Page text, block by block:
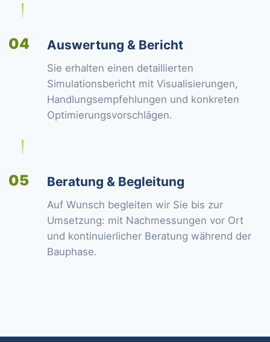
04 Auswertung & Bericht
Sie erhalten einen detaillierten
Simulationsbericht mit Visualisierungen,
Handlungsempfehlungen und konkreten
Optimierungsvorschlägen.
05 Beratung & Begleitung
Auf Wunsch begleiten wir Sie bis zur
Umsetzung: mit Nachmessungen vor Ort
und kontinuierlicher Beratung während der
Bauphase.